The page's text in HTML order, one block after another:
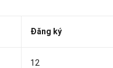
Đăng ký
12